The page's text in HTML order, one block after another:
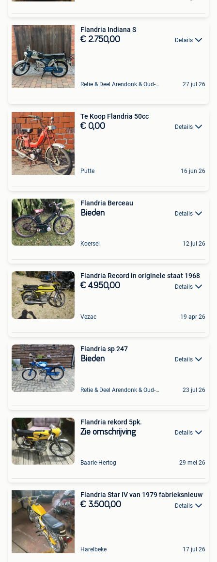
Flandria Indiana S
€ 2.750,00 Details
Retie & Deel Arendonk & Oud-Turnhout 27 jul 26
Te Koop Flandria 50cc
€ 0,00 Details
Putte 16 jun 26
Flandria Berceau
Bieden Details
Koersel 12 jul 26
Flandria Record in originele staat 1968
€ 4.950,00 Details
Vezac 19 apr 26
Flandria sp 247
Bieden Details
Retie & Deel Arendonk & Oud-Turnhout 23 jul 26
Flandria rekord 5pk.
Zie omschrijving Details
Baarle-Hertog 29 mei 26
Flandria Star IV van 1979 fabrieksnieuw
€ 3.500,00 Details
Harelbeke 17 jul 26